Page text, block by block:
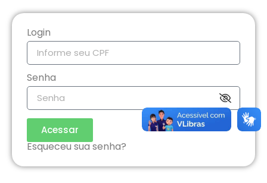
Login
Senha
Acessar
Esqueceu sua senha?